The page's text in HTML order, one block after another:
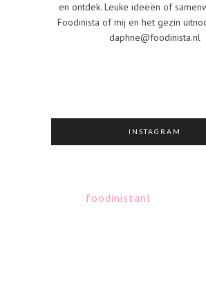
en ontdek. Leuke ideeën of
Foodinista of mij en het gezin
daphne@foodinista.nl
INSTAGRAM
foodinistanl